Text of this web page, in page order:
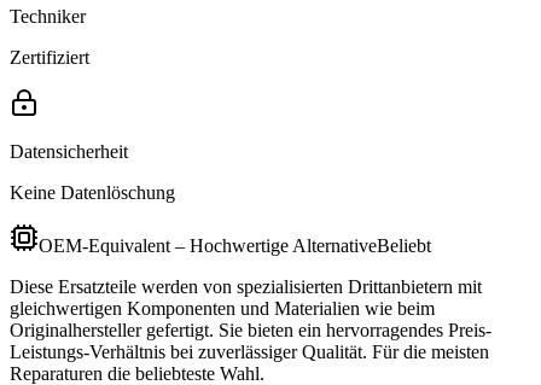
Techniker
Zertifiziert
Datensicherheit
Keine Datenlöschung
OEM-Equivalent – Hochwertige AlternativeBeliebt
Diese Ersatzteile werden von spezialisierten Drittanbietern mit
gleichwertigen Komponenten und Materialien wie beim
Originalhersteller gefertigt. Sie bieten ein hervorragendes Preis-
Leistungs-Verhältnis bei zuverlässiger Qualität. Für die meisten
Reparaturen die beliebteste Wahl.